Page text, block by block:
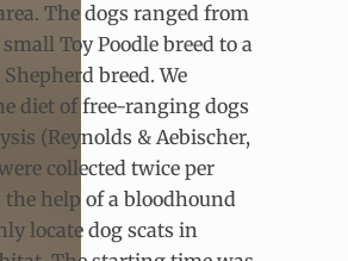
The dogs ranged from
Toy Poodle breed to a
breed. We
diet of free-ranging dogs
(Reynolds & Aebischer,
collected twice per
help of a bloodhound
locate dog scats in